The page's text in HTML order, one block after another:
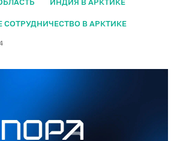
ИНДИЯ В АРКТИКЕ
В АРКТИКЕ